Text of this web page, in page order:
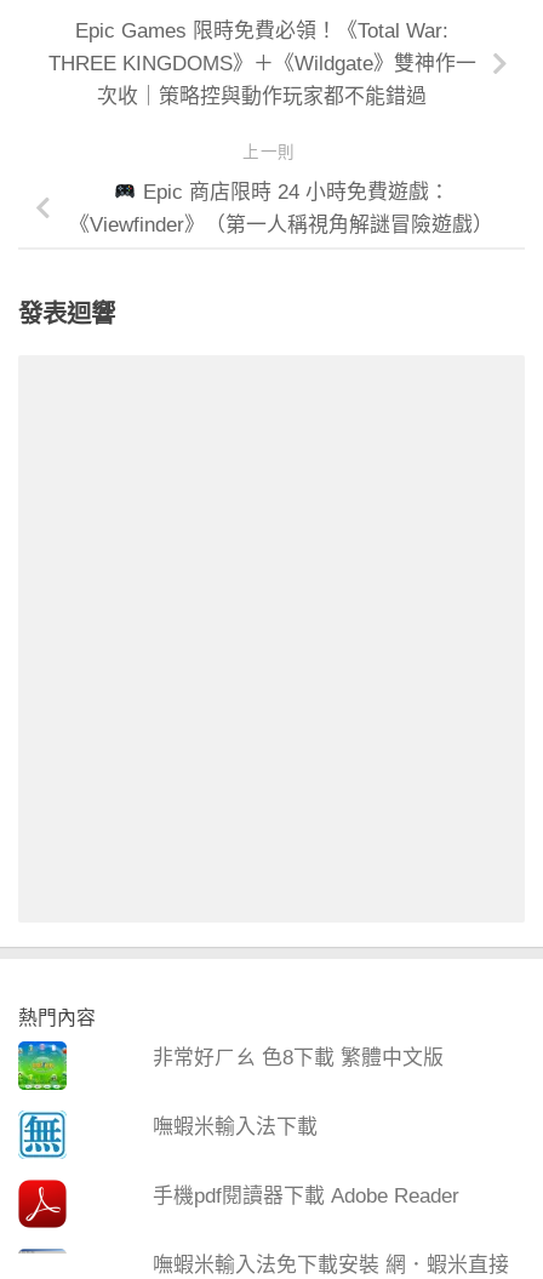
Epic Games 限時免費必領！《Total War:
THREE KINGDOMS》＋《Wildgate》雙神作一
次收｜策略控與動作玩家都不能錯過
上一則
Epic 商店限時 24 小時免費遊戲：
《Viewfinder》（第一人稱視角解謎冒險遊戲）
發表迴響
熱門內容
非常好ㄏㄠ 色8下載 繁體中文版
嘸蝦米輸入法下載
手機pdf閱讀器下載 Adobe Reader
嘸蝦米輸入法免下載安裝 網．蝦米直接